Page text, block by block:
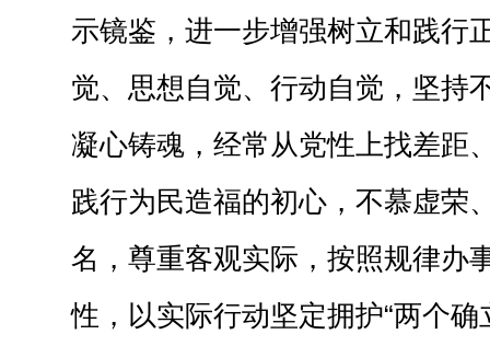
示镜鉴，进一步增强树立和践行
觉、思想自觉、行动自觉，坚持
凝心铸魂，经常从党性上找差距
践行为民造福的初心，不慕虚荣
名，尊重客观实际，按照规律办
性，以实际行动坚定拥护“两个确